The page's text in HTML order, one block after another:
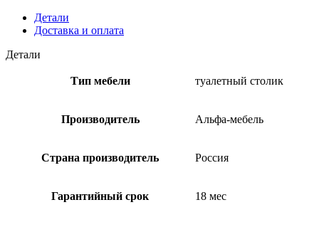
Детали
Доставка и оплата
Детали
Тип мебели туалетный столик
Производитель Альфа-мебель
Страна производитель Россия
Гарантийный срок 18 мес